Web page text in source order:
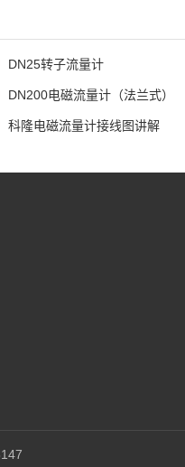
DN25转子流量计
DN200电磁流量计（法兰式）
科隆电磁流量计接线图讲解